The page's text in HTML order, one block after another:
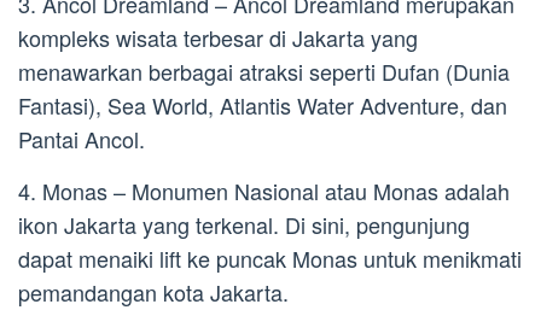
kompleks wisata terbesar di Jakarta yang
menawarkan berbagai atraksi seperti Dufan (Dunia
Fantasi), Sea World, Atlantis Water Adventure, dan
Pantai Ancol.
4. Monas – Monumen Nasional atau Monas adalah
ikon Jakarta yang terkenal. Di sini, pengunjung
dapat menaiki lift ke puncak Monas untuk menikmati
pemandangan kota Jakarta.